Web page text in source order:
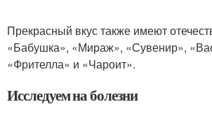
Прекрасный вкус также имеют
«Бабушка», «Мираж», «Сувенир»,
«Фрителла» и «Чароит».
Исследуем на болезни